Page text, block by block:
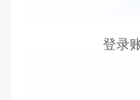
登录